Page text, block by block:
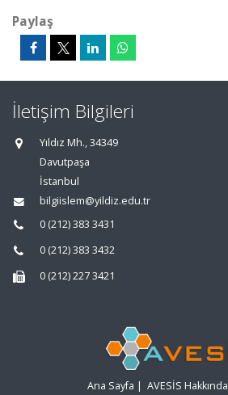
Paylaş
İletişim Bilgileri
Yıldız Mh., 34349
Davutpaşa
İstanbul
bilgiislem@yildiz.edu.tr
0 (212) 383 3431
0 (212) 383 3432
0 (212) 227 3421
Ana Sayfa | AVESİS Hakkında